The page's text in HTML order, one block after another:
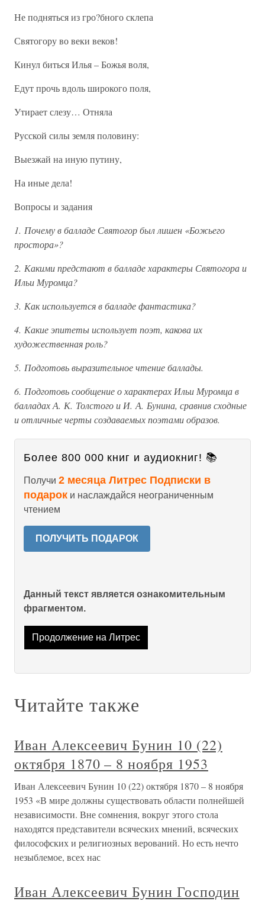
Не подняться из гро?бного склепа
Святогору во веки веков!
Кинул биться Илья – Божья воля,
Едут прочь вдоль широкого поля,
Утирает слезу… Отняла
Русской силы земля половину:
Выезжай на иную путину,
На иные дела!
Вопросы и задания
1. Почему в балладе Святогор был лишен «Божьего
простора»?
2. Какими предстают в балладе характеры Святогора и
Ильи Муромца?
3. Как используется в балладе фантастика?
4. Какие эпитеты использует поэт, какова их
художественная роль?
5. Подготовь выразительное чтение баллады.
6. Подготовь сообщение о характерах Ильи Муромца в
балладах А. К. Толстого и И. А. Бунина, сравнив сходные
и отличные черты создаваемых поэтами образов.
Более 800 000 книг и аудиокниг! 📚
Получи 2 месяца Литрес Подписки в
подарок и наслаждайся неограниченным
чтением
ПОЛУЧИТЬ ПОДАРОК
Данный текст является ознакомительным
фрагментом.
Продолжение на Литрес
Читайте также
Иван Алексеевич Бунин 10 (22)
октября 1870 – 8 ноября 1953
Иван Алексеевич Бунин 10 (22) октября 1870 – 8 ноября
1953 «В мире должны существовать области полнейшей
независимости. Вне сомнения, вокруг этого стола
находятся представители всяческих мнений, всяческих
философских и религиозных верований. Но есть нечто
незыблемое, всех нас
Иван Алексеевич Бунин Господин